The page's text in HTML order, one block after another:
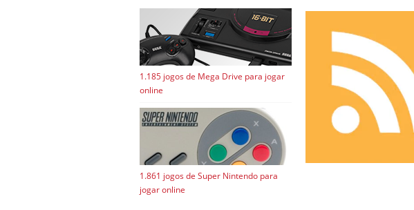
1.185 jogos de Mega Drive para jogar
online
1.861 jogos de Super Nintendo para
jogar online